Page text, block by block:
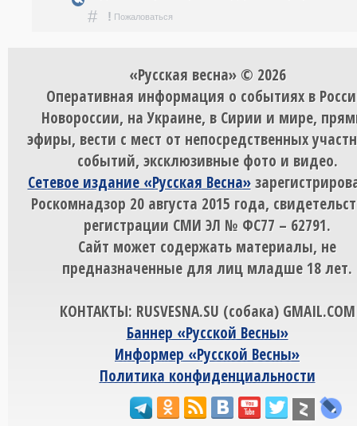
# ! Пожаловаться
«Русская весна» © 2026
Оперативная информация о событиях в
Новороссии, на Украине, в Сирии и мире,
эфиры, вести с мест от непосредственных
событий, эксклюзивные фото и видео.
Сетевое издание «Русская Весна»
Роскомнадзор 20 августа 2015 года,
регистрации СМИ ЭЛ № ФС77 – 62791.
Сайт может содержать материалы, не
предназначенные для лиц младше 18 лет.
КОНТАКТЫ: RUSVESNA.SU (собака) GMAIL.COM
Баннер «Русской Весны»
Информер «Русской Весны»
Политика конфиденциальности